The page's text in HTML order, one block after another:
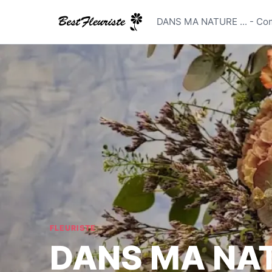
DANS
DANS MA NATURE ... -
FLEURISTE
DANS MA